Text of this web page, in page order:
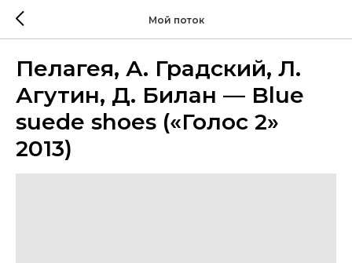
Мой поток
Пелагея, А. Градский, Л.
Агутин, Д. Билан — Blue
suede shoes («Голос 2»
2013)